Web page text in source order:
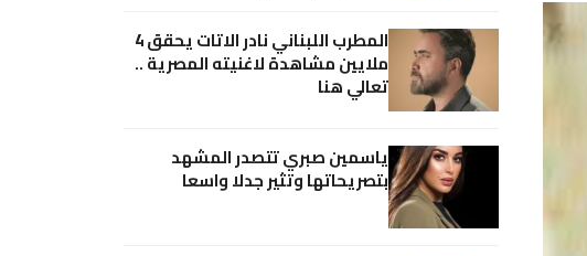
المطرب اللبناني نادر الاتات يحقق 4
ملايين مشاهدة لاغنيته المصرية ..
تعالي هنا
ياسمين صبري تتصدر المشهد
بتصريحاتها وتثير جدلا واسعا